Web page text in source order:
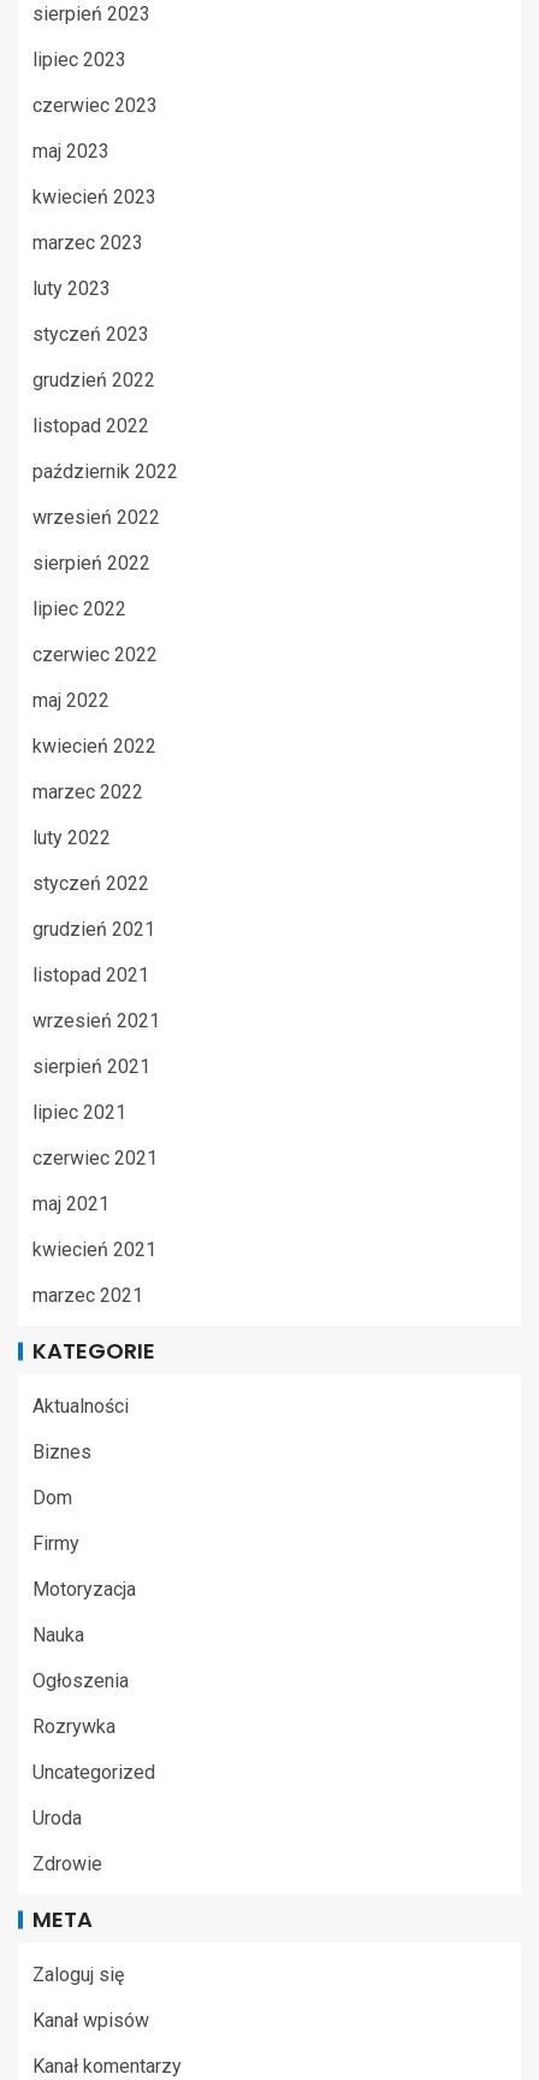
sierpień 2023
lipiec 2023
czerwiec 2023
maj 2023
kwiecień 2023
marzec 2023
luty 2023
styczeń 2023
grudzień 2022
listopad 2022
październik 2022
wrzesień 2022
sierpień 2022
lipiec 2022
czerwiec 2022
maj 2022
kwiecień 2022
marzec 2022
luty 2022
styczeń 2022
grudzień 2021
listopad 2021
wrzesień 2021
sierpień 2021
lipiec 2021
czerwiec 2021
maj 2021
kwiecień 2021
marzec 2021
KATEGORIE
Aktualności
Biznes
Dom
Firmy
Motoryzacja
Nauka
Ogłoszenia
Rozrywka
Uncategorized
Uroda
Zdrowie
META
Zaloguj się
Kanał wpisów
Kanał komentarzy